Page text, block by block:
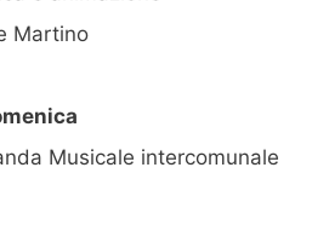
Martino
Musicale intercomunale